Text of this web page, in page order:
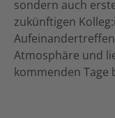
sondern auch
zukünftigen
Atmosphäre und
kommenden Tage